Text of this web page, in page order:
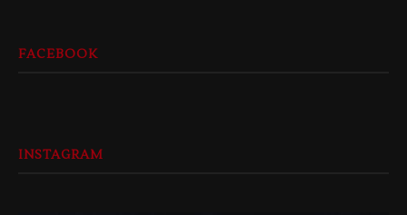
FACEBOOK
INSTAGRAM